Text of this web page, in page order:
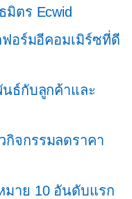
มิตร Ecwid
ฟอร์มอีคอมเมิร์ซที่ดี
นธ์กับลูกค้าและ
จกรรมลดราคา
าย 10 อันดับแรก